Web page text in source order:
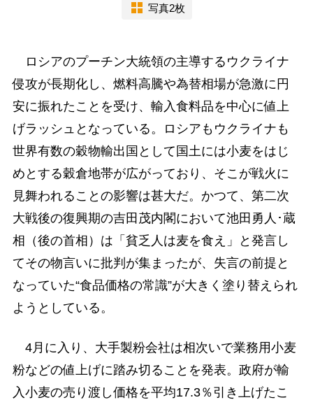
写真2枚
ロシアのプーチン大統領の主導するウクライナ
侵攻が長期化し、燃料高騰や為替相場が急激に円
安に振れたことを受け、輸入食料品を中心に値上
げラッシュとなっている。ロシアもウクライナも
世界有数の穀物輸出国として国土には小麦をはじ
めとする穀倉地帯が広がっており、そこが戦火に
見舞われることの影響は甚大だ。かつて、第二次
大戦後の復興期の吉田茂内閣において池田勇人･蔵
相（後の首相）は「貧乏人は麦を食え」と発言し
てその物言いに批判が集まったが、失言の前提と
なっていた“食品価格の常識”が大きく塗り替えられ
ようとしている。
4月に入り、大手製粉会社は相次いで業務用小麦
粉などの値上げに踏み切ることを発表。政府が輸
入小麦の売り渡し価格を平均17.3％引き上げたこ